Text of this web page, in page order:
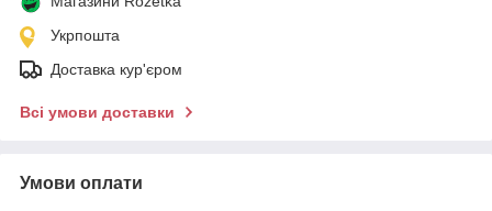
Укрпошта
Доставка кур'єром
Всі умови доставки
Умови оплати